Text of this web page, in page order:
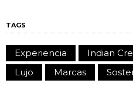
TAGS
Experiencia Indian
Lujo
Marcas